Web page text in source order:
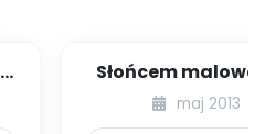
Słońcem
letnie warsztaty
rodziców i
maj 2013